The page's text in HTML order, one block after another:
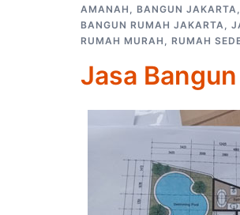
AMANAH , BANGUN JAKARTA,
BANGUN RUMAH JAKARTA,
RUMAH MURAH , RUMAH
Jasa